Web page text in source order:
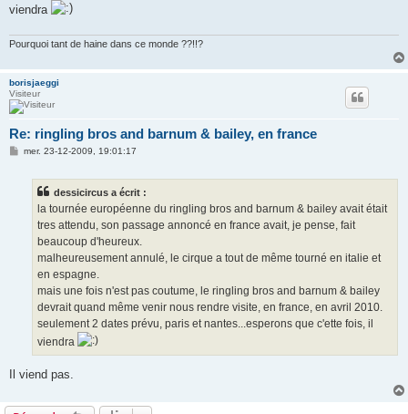
viendra
Pourquoi tant de haine dans ce monde ??!!?
borisjaeggi
Visiteur
Re: ringling bros and barnum & bailey, en france
Mmer. 23-12-2009, 19:01:17
dessicircus a écrit :
la tournée européenne du ringling bros and barnum & bailey avait était
tres attendu, son passage annoncé en france avait, je pense, fait
beaucoup d'heureux.
malheureusement annulé, le cirque a tout de même tourné en italie et
en espagne.
mais une fois n'est pas coutume, le ringling bros and barnum & bailey
devrait quand même venir nous rendre visite, en france, en avril 2010.
seulement 2 dates prévu, paris et nantes...esperons que c'ette fois, il
viendra
Il viend pas.